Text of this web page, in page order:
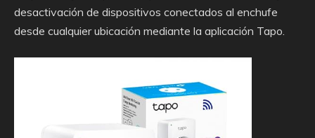
desactivación de dispositivos conectados al enchufe
desde cualquier ubicación mediante la aplicación Tapo.